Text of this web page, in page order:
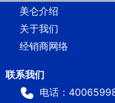
美仑介绍
关于我们
经销商网络
电话：